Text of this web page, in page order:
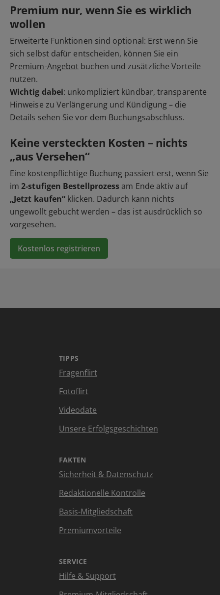
Premium nur, wenn Sie es wirklich
wollen
Erweiterte Funktionen sind optional: Erst wenn Sie
sich selbst dafür entscheiden, können Sie ein
Premium-Angebot buchen und zusätzliche Vorteile
nutzen.
Wichtig dabei: unkompliziert kündbar, transparente
Hinweise zu Verlängerung und Kündigung – die
Details sehen Sie vor dem Buchungsabschluss.
Keine versteckten Kosten – nichts
„aus Versehen“
Eine kostenpflichtige Buchung passiert erst, wenn Sie
im2-stufigen Bestellprozessam Ende aktiv auf
„Jetzt kaufen“ klicken. Dadurch kann nichts
ungewollt gebucht werden – das ist ausdrücklich so
vorgesehen.
Kostenlos registrieren
TIPPS
Fragenflirt
Fotoflirt
Videodate
Unsere Erfolgsgeschichten
FAKTEN
Sicherheit & Datenschutz
Redaktionelle Kontrolle
Basis-Mitgliedschaft
Premiumvorteile
SERVICE
Hilfe & Support